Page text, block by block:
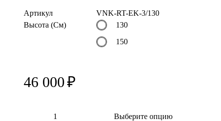
Артикул
VNK-RT-EK-3/130
Высота (См)
130
150
₽
46 000
Выберите опцию